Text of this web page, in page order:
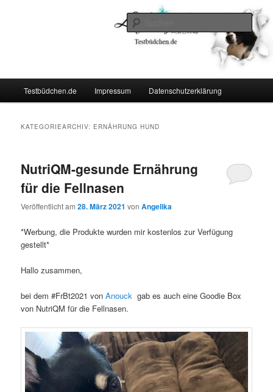
Testbüdchen.de Impressum Datenschutzerklärung
KATEGORIEARCHIV: ERNÄHRUNG HUND
NutriQM-gesunde Ernährung
für die Fellnasen
Veröffentlicht am28. März 2021 vonAngelika
*Werbung, die Produkte wurden mir kostenlos zur Verfügung
gestellt*
Hallo zusammen,
bei dem #FrBt2021 vonAnouck gab es auch eine Goodie Box
von NutriQM für die Fellnasen.